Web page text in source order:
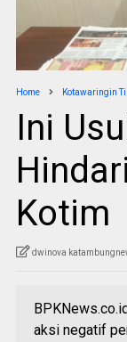
Home Kotawaringin
Ini
Kotim
dwinova
aksi negatif